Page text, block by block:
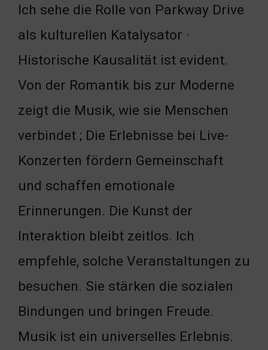
Ich sehe die Rolle von Parkway Drive
als kulturellen Katalysator ·
Historische Kausalität ist evident.
Von der Romantik bis zur Moderne
zeigt die Musik, wie sie Menschen
verbindet ; Die Erlebnisse bei Live-
Konzerten fördern Gemeinschaft
und schaffen emotionale
Erinnerungen. Die Kunst der
Interaktion bleibt zeitlos. Ich
empfehle, solche Veranstaltungen zu
besuchen. Sie stärken die sozialen
Bindungen und bringen Freude.
Musik ist ein universelles Erlebnis.